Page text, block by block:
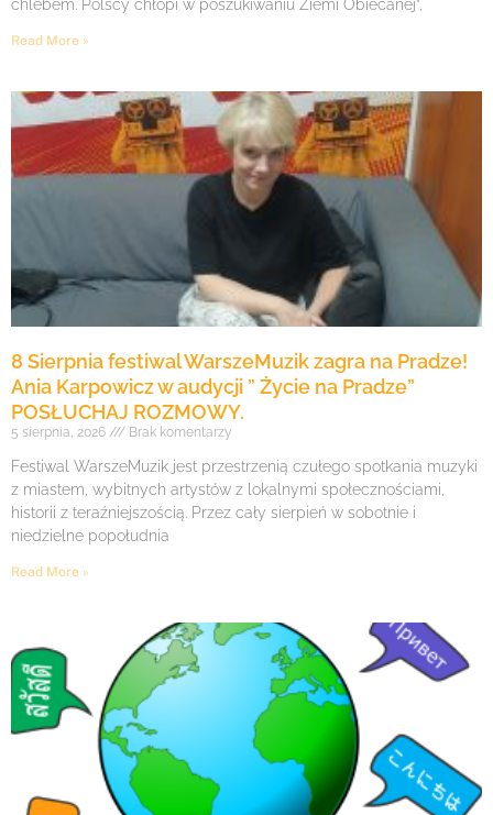
chlebem. Polscy chłopi w poszukiwaniu Ziemi Obiecanej”,
Read More »
8 Sierpnia festiwal WarszeMuzik zagra na Pradze!
Ania Karpowicz w audycji ” Życie na Pradze”
POSŁUCHAJ ROZMOWY.
5 sierpnia, 2026 Brak komentarzy
Festiwal WarszeMuzik jest przestrzenią czułego spotkania muzyki
z miastem, wybitnych artystów z lokalnymi społecznościami,
historii z teraźniejszością. Przez cały sierpień w sobotnie i
niedzielne popołudnia
Read More »